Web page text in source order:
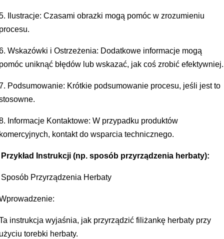
Ilustracje: Czasami obrazki mogą pomóc w zrozumieniu
Wskazówki i Ostrzeżenia: Dodatkowe informacje mogą
uniknąć błędów lub wskazać, jak coś zrobić efektywniej.
Podsumowanie: Krótkie podsumowanie procesu, jeśli jest to
Informacje Kontaktowe: W przypadku produktów
kontakt do wsparcia technicznego.
Przykład Instrukcji (np. sposób przyrządzenia herbaty):
Sposób Przyrządzenia Herbaty
instrukcja wyjaśnia, jak przyrządzić filiżankę herbaty przy
torebki herbaty.